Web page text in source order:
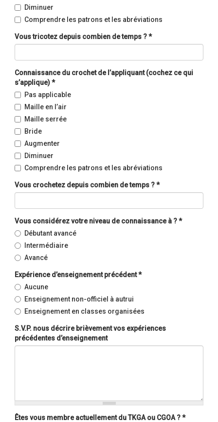
Diminuer
Comprendre les patrons et les abréviations
Vous tricotez depuis combien de temps ?*
Connaissance du crochet de l’appliquant (cochez ce qui
s’applique)*
Pas applicable
Maille en l’air
Maille serrée
Bride
Augmenter
Diminuer
Comprendre les patrons et les abréviations
Vous crochetez depuis combien de temps ?*
Vous considérez votre niveau de connaissance à ?*
Débutant avancé
Intermédiaire
Avancé
Expérience d’enseignement précédent*
Aucune
Enseignement non-officiel à autrui
Enseignement en classes organisées
S.V.P. nous décrire brièvement vos expériences
précédentes d’enseignement
Êtes vous membre actuellement du TKGA ou CGOA ?*